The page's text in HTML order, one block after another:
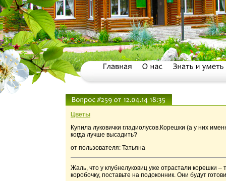
Цветы
Купила луковички гладиолусов.Корешки (а у них
когда лучше высадить?
от пользователя: Татьяна
Жаль, что у клубнелуковиц уже отрастали корешки
коробочку, поставьте на подоконник. Они будут